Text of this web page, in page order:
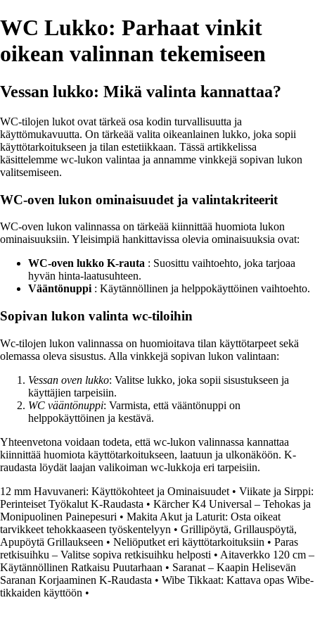
WC Lukko: Parhaat vinkit
oikean valinnan tekemiseen
Vessan lukko: Mikä valinta kannattaa?
WC-tilojen lukot ovat tärkeä osa kodin turvallisuutta ja
käyttömukavuutta. On tärkeää valita oikeanlainen lukko, joka sopii
käyttötarkoitukseen ja tilan estetiikkaan. Tässä artikkelissa
käsittelemme wc-lukon valintaa ja annamme vinkkejä sopivan lukon
valitsemiseen.
WC-oven lukon ominaisuudet ja valintakriteerit
WC-oven lukon valinnassa on tärkeää kiinnittää huomiota lukon
ominaisuuksiin. Yleisimpiä hankittavissa olevia ominaisuuksia ovat:
WC-oven lukko K-rauta : Suosittu vaihtoehto, joka tarjoaa
hyvän hinta-laatusuhteen.
Vääntönuppi : Käytännöllinen ja helppokäyttöinen vaihtoehto.
Sopivan lukon valinta wc-tiloihin
Wc-tilojen lukon valinnassa on huomioitava tilan käyttötarpeet sekä
olemassa oleva sisustus. Alla vinkkejä sopivan lukon valintaan:
Vessan oven lukko: Valitse lukko, joka sopii sisustukseen ja
käyttäjien tarpeisiin.
WC vääntönuppi: Varmista, että vääntönuppi on
helppokäyttöinen ja kestävä.
Yhteenvetona voidaan todeta, että wc-lukon valinnassa kannattaa
kiinnittää huomiota käyttötarkoitukseen, laatuun ja ulkonäköön. K-
raudasta löydät laajan valikoiman wc-lukkoja eri tarpeisiin.
12 mm Havuvaneri: Käyttökohteet ja Ominaisuudet • Viikate ja Sirppi:
Perinteiset Työkalut K-Raudasta • Kärcher K4 Universal – Tehokas ja
Monipuolinen Painepesuri • Makita Akut ja Laturit: Osta oikeat
tarvikkeet tehokkaaseen työskentelyyn • Grillipöytä, Grillauspöytä,
Apupöytä Grillaukseen • Neliöputket eri käyttötarkoituksiin • Paras
retkisuihku – Valitse sopiva retkisuihku helposti • Aitaverkko 120 cm –
Käytännöllinen Ratkaisu Puutarhaan • Saranat – Kaapin Helisevän
Saranan Korjaaminen K-Raudasta • Wibe Tikkaat: Kattava opas Wibe-
tikkaiden käyttöön •